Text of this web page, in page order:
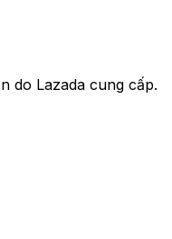
do Lazada cung cấp.